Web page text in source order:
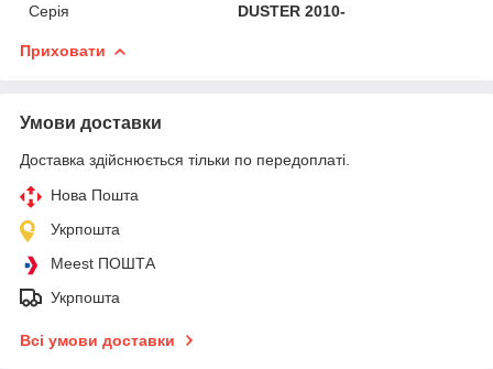
Серія
DUSTER 2010-
Приховати
Умови доставки
Доставка здійснюється тільки по передоплаті.
Нова Пошта
Укрпошта
Meest ПОШТА
Укрпошта
Всі умови доставки